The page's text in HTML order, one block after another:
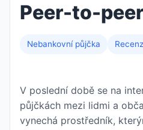
Peer-to-
Nebankovní půjčka
V poslední době se na
půjčkách mezi lidmi a
vynechá prostředník,